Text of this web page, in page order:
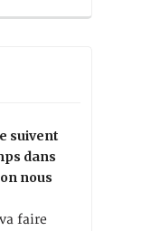
suivent
dans
nous
faire